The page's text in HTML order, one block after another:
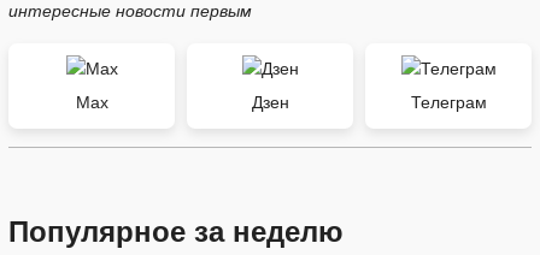
интересные новости первым
Max Дзен Телеграм
Популярное за неделю